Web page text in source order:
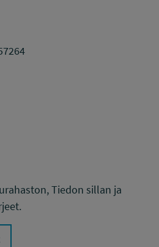
Tiedon sillan ja